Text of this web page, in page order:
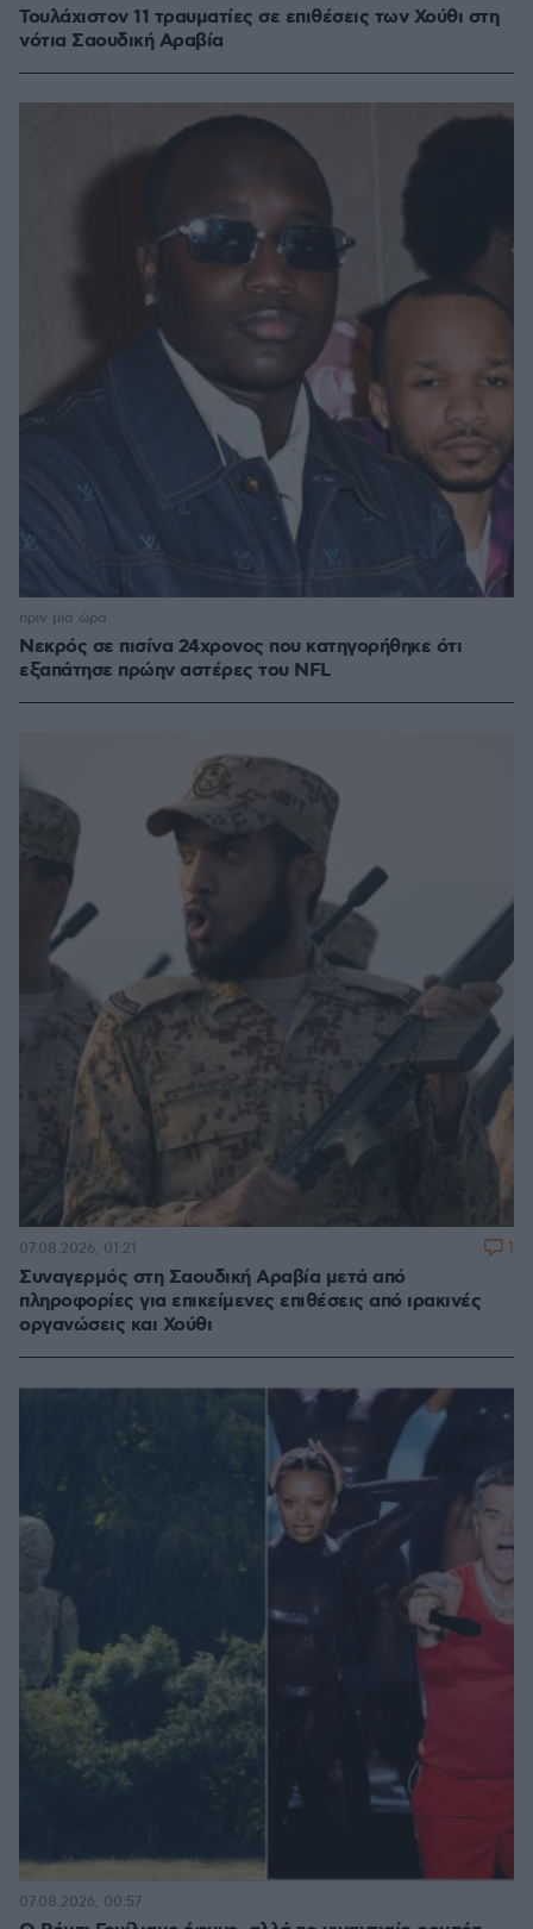
Τουλάχιστον 11 τραυματίες σε επιθέσεις των Χούθι στη
νότια Σαουδική Αραβία
Νεκρός σε πισίνα 24χρονος που κατηγορήθηκε ότι
εξαπάτησε πρώην αστέρες του NFL
πριν μία ώρα
Συναγερμός στη Σαουδική Αραβία μετά από
πληροφορίες για επικείμενες επιθέσεις από ιρακινές
οργανώσεις και Χούθι
07.08.2026, 01:21 1
07.08.2026, 00:57